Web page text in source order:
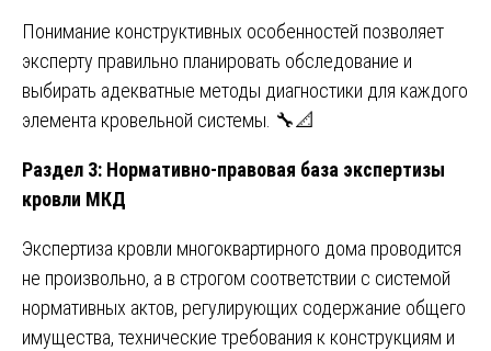
Понимание конструктивных особенностей позволяет
эксперту правильно планировать обследование и
выбирать адекватные методы диагностики для каждого
элемента кровельной системы. 🔧📐
Раздел 3: Нормативно-правовая база экспертизы
кровли МКД
Экспертиза кровли многоквартирного дома проводится
не произвольно, а в строгом соответствии с системой
нормативных актов, регулирующих содержание общего
имущества, технические требования к конструкциям и